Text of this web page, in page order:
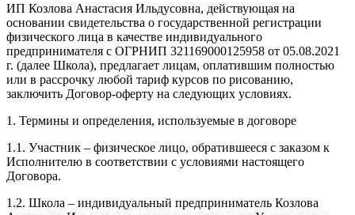
ИП Козлова Анастасия Ильдусовна, действующая на
основании свидетельства о государственной регистрации
физического лица в качестве индивидуального
предпринимателя с ОГРНИП 321169000125958 от 05.08.2021
г. (далее Школа), предлагает лицам, оплатившим полностью
или в рассрочку любой тариф курсов по рисованию,
заключить Договор-оферту на следующих условиях.
1. Термины и определения, используемые в договоре
1.1. Участник – физическое лицо, обратившееся с заказом к
Исполнителю в соответствии с условиями настоящего
Договора.
1.2. Школа – индивидуальный предприниматель Козлова